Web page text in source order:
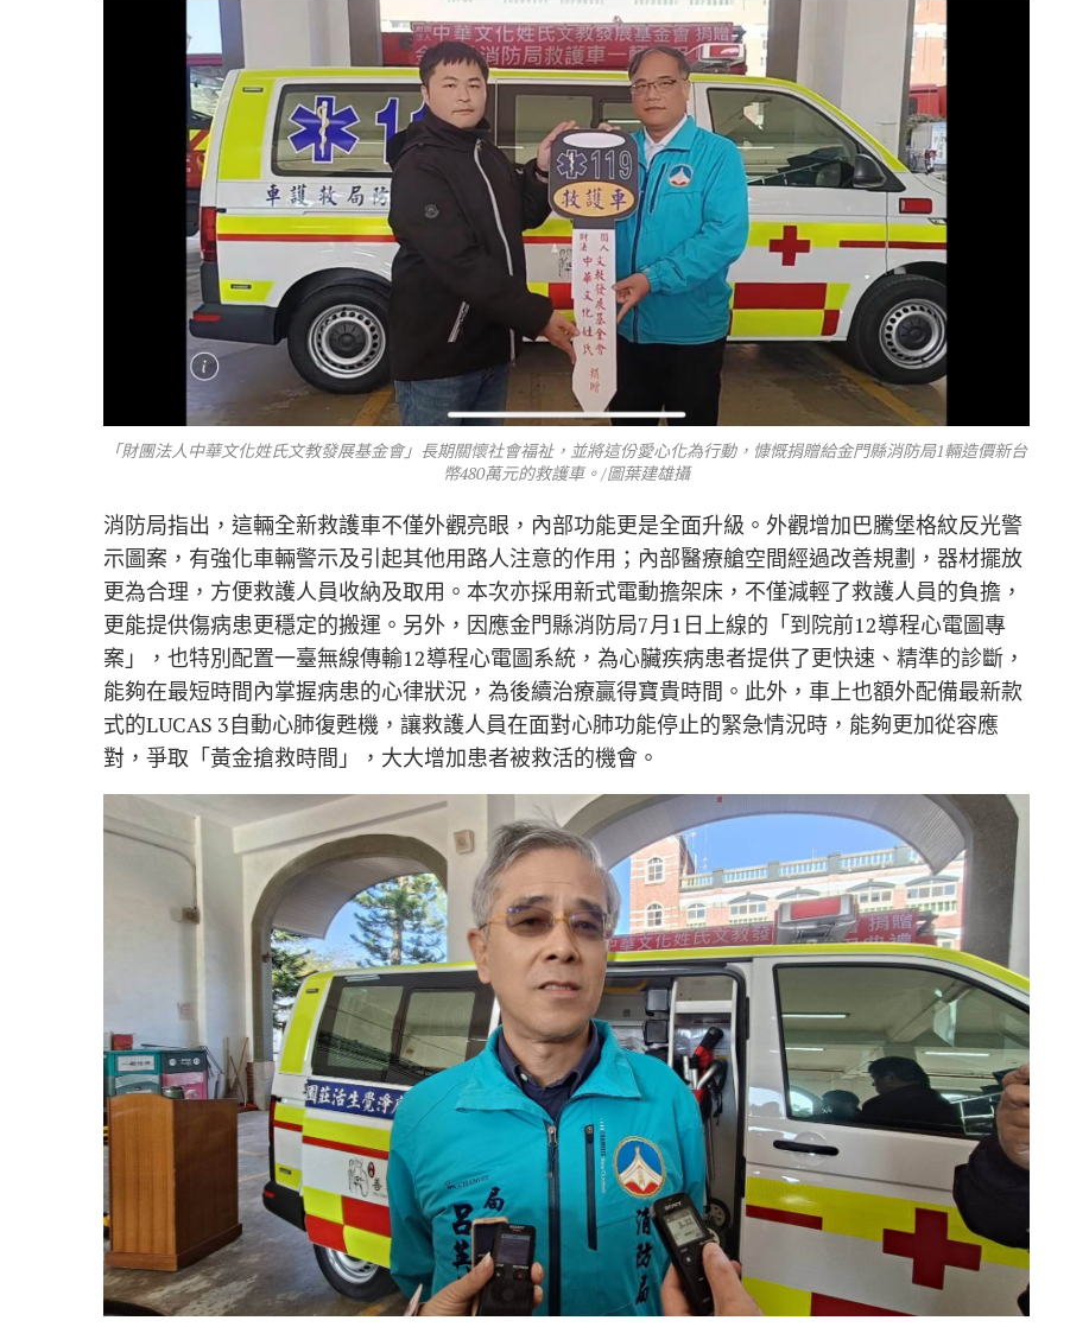
「財團法人中華文化姓氏文教發展基金會」長期關懷社會福祉，並將這份愛心化為行動，慷慨捐贈給金門縣消防局1輛造價新台
幣480萬元的救護車。/圖葉建雄攝
消防局指出，這輛全新救護車不僅外觀亮眼，內部功能更是全面升級。外觀增加巴騰堡格紋反光警
示圖案，有強化車輛警示及引起其他用路人注意的作用；內部醫療艙空間經過改善規劃，器材擺放
更為合理，方便救護人員收納及取用。本次亦採用新式電動擔架床，不僅減輕了救護人員的負擔，
更能提供傷病患更穩定的搬運。另外，因應金門縣消防局7月1日上線的「到院前12導程心電圖專
案」，也特別配置一臺無線傳輸12導程心電圖系統，為心臟疾病患者提供了更快速、精準的診斷，
能夠在最短時間內掌握病患的心律狀況，為後續治療贏得寶貴時間。此外，車上也額外配備最新款
式的LUCAS 3自動心肺復甦機，讓救護人員在面對心肺功能停止的緊急情況時，能夠更加從容應
對，爭取「黃金搶救時間」，大大增加患者被救活的機會。